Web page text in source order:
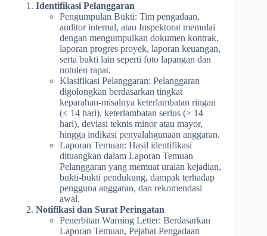
Identifikasi Pelanggaran
Pengumpulan Bukti: Tim pengadaan,
auditor internal, atau Inspektorat memulai
dengan mengumpulkan dokumen kontrak,
laporan progres proyek, laporan keuangan,
serta bukti lain seperti foto lapangan dan
notulen rapat.
Klasifikasi Pelanggaran: Pelanggaran
digolongkan berdasarkan tingkat
keparahan-misalnya keterlambatan ringan
(≤ 14 hari), keterlambatan serius (> 14
hari), deviasi teknis minor atau mayor,
hingga indikasi penyalahgunaan anggaran.
Laporan Temuan: Hasil identifikasi
dituangkan dalam Laporan Temuan
Pelanggaran yang memuat uraian kejadian,
bukti-bukti pendukung, dampak terhadap
pengguna anggaran, dan rekomendasi
awal.
Notifikasi dan Surat Peringatan
Penerbitan Warning Letter: Berdasarkan
Laporan Temuan, Pejabat Pengadaan